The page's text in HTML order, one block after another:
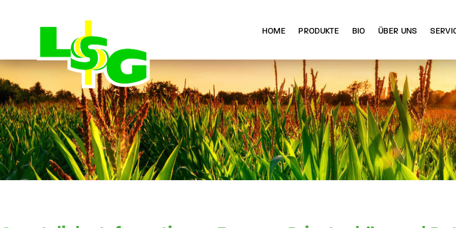
HOME PRODUKTE BIO ÜBER UNS